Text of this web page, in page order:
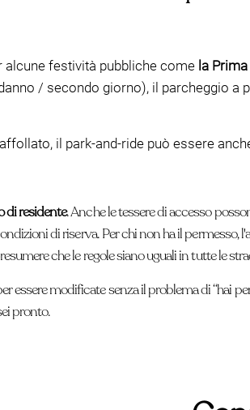
alcune festività pubbliche come la
/ secondo giorno), il parcheggio a
il park-and-ride può essere
di residente. Anche le tessere di accesso
di riserva. Per chi non ha il permesso,
che le regole siano uguali in tutte le
modificate senza il problema di “hai
pronto.